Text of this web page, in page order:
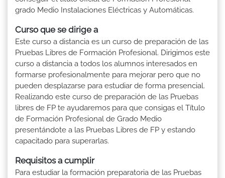
grado Medio Instalaciones Eléctricas y Automáticas.
Curso que se dirige a
Este curso a distancia es un curso de preparación de las
Pruebas Libres de Formación Profesional. Dirigimos este
curso a distancia a todos los alumnos interesados en
formarse profesionalmente para mejorar pero que no
pueden desplazarse para estudiar de forma presencial.
Realizando este curso de preparación de las Pruebas
libres de FP te ayudaremos para que consigas el Título
de Formación Profesional de Grado Medio
presentándote a las Pruebas Libres de FP y estando
capacitado para superarlas.
Requisitos a cumplir
Para estudiar la formación preparatoria de las Pruebas